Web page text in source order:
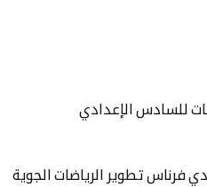
للسادس الإعدادي
فرناس تطوير الرياضات الجوية